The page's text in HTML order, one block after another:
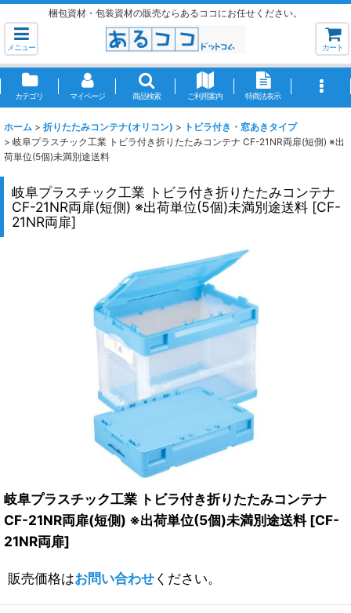
梱包資材・包装資材の販売ならあるココにお任せください。
メニュー カート
カテゴリ マイページ 商品検索 ご利用案内 特商法表示
ホーム > 折りたたみコンテナ(オリコン) > トビラ付き・窓あきタイプ
> 岐阜プラスチック工業 トビラ付き折りたたみコンテナ CF-21NR両扉(短側) ※出
荷単位(5個)未満別途送料
岐阜プラスチック工業 トビラ付き折りたたみコンテナ
CF-21NR両扉(短側) ※出荷単位(5個)未満別途送料 [CF-
21NR両扉]
岐阜プラスチック工業 トビラ付き折りたたみコンテナ
CF-21NR両扉(短側) ※出荷単位(5個)未満別途送料 [CF-
21NR両扉]
販売価格はお問い合わせください。